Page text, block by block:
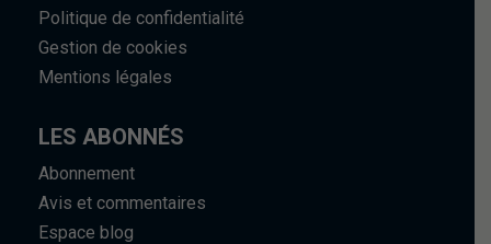
Politique de confidentialité
Gestion de cookies
Mentions légales
LES ABONNÉS
Abonnement
Avis et commentaires
Espace blog